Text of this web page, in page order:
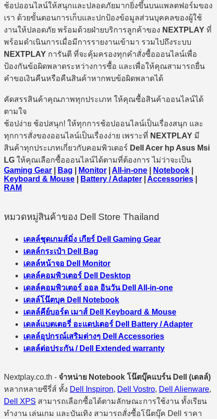
ช้อปออนไลน์ให้สนุกและปลอดภัยมากยิ่งขึ้นบนแพลตฟอร์มของ
เรา ด้วยขั้นตอนการเก็บและปกป้องข้อมูลส่วนบุคคลของผู้ใช้
งานให้ปลอดภัย พร้อมด้วยฝ่ายบริการลูกค้าของ NEXTPLAY ที่
พร้อมดำเนินการเมื่อมีการรายงานเข้ามา รวมไปถึงระบบ
NEXTPLAY การันตี ที่จะคุ้มครองทุกคำสั่งซื้อออนไลน์เพื่อ
ป้องกันข้อผิดพลาดระหว่างการซื้อ และเพื่อให้คุณสามารถยื่น
คำขอเงินคืนหรือคืนสินค้าหากพบข้อผิดพลาดได้
คัดสรรสินค้าคุณภาพทุกประเภท ให้คุณซื้อสินค้าออนไลน์ได้
ตามใจ
ช้อปง่าย ช้อปสนุก! ให้ทุกการช้อปออนไลน์เป็นเรื่องสนุก และ
ทุกการสั่งของออนไลน์เป็นเรื่องง่าย เพราะที่ NEXTPLAY มี
สินค้าทุกประเภทเกี่ยวกับคอมพิวเตอร์ Dell Acer hp Asus Msi
LG ให้คุณเลือกซื้อออนไลน์ได้ตามที่ต้องการ ไม่ว่าจะเป็น
Gaming Gear
Bag Monitor All-in-one Notebook
Keyboard & Mouse
Battery / Adapter Accessories
RAM
หมวดหมู่สินค้าของ Dell Store Thailand
เดลล์ชุดเกมส์มิ่ง เกียร์ Dell Gaming Gear
เดลล์กระเป๋า Dell Bag
เดลล์หน้าจอ Dell Monitor
เดลล์คอมพิวเตอร์ Dell Desktop
เดลล์คอมพิวเตอร์ ออล อินวัน Dell All-in-one
เดลล์โน๊ตบุค Dell Notebook
เดลล์คีย์บอร์ด เมาส์ Dell Keyboard & Mouse
เดลล์แบตเตอรี่ อะแดปเตอร์ Dell Battery / Adapter
เดลล์อุปกรณ์เสริมต่างๆ Dell Accessories
เดลล์ต่อประกัน / Dell Extended warranty
Nextplay.co.th - จำหน่าย Notebook โน๊ตบุ๊คแบร์น Dell (เดลล์)
หลากหลายซีรี่ส์ ทั้ง Dell Inspiron, Dell Vostro, Dell Alienware,
Dell XPS สามารถเลือกซื้อได้ตามลักษณะการใช้งาน ทั้งเรียน
ทำงาน เล่นเกม และบันเทิง สามารถสั่งซื้อโน๊ตบุ๊ค Dell ราคา